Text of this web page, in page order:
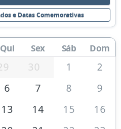
e Datas Comemorativas
Qui Sex Sáb Dom
30 1
2
6 7 8
9
13 14 15
16